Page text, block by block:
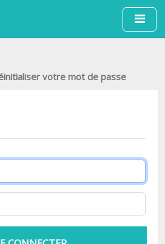
Aller au contenu principal
votre mot de passe